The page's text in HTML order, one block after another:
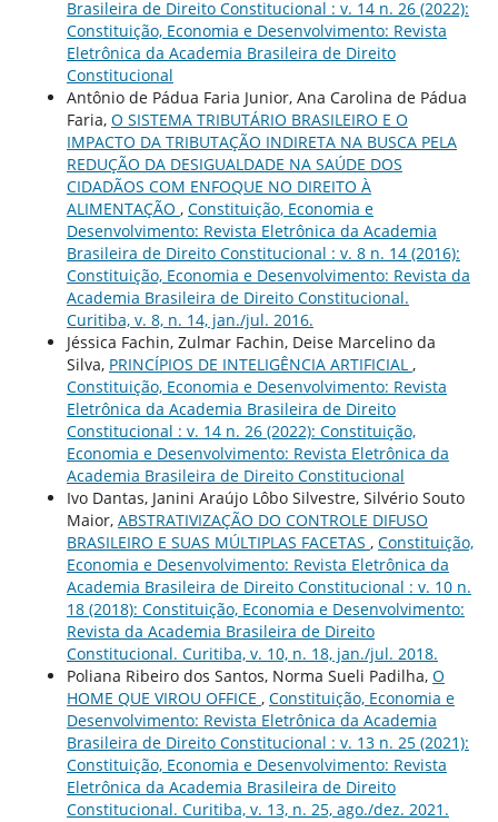
Brasileira de Direito Constitucional : v. 14 n. 26 (2022):
Constituição, Economia e Desenvolvimento: Revista
Eletrônica da Academia Brasileira de Direito
Constitucional
Antônio de Pádua Faria Junior, Ana Carolina de Pádua
Faria, O SISTEMA TRIBUTÁRIO BRASILEIRO E O
IMPACTO DA TRIBUTAÇÃO INDIRETA NA BUSCA PELA
REDUÇÃO DA DESIGUALDADE NA SAÚDE DOS
CIDADÃOS COM ENFOQUE NO DIREITO À
ALIMENTAÇÃO , Constituição, Economia e
Desenvolvimento: Revista Eletrônica da Academia
Brasileira de Direito Constitucional : v. 8 n. 14 (2016):
Constituição, Economia e Desenvolvimento: Revista da
Academia Brasileira de Direito Constitucional.
Curitiba, v. 8, n. 14, jan./jul. 2016.
Jéssica Fachin, Zulmar Fachin, Deise Marcelino da
Silva, PRINCÍPIOS DE INTELIGÊNCIA ARTIFICIAL ,
Constituição, Economia e Desenvolvimento: Revista
Eletrônica da Academia Brasileira de Direito
Constitucional : v. 14 n. 26 (2022): Constituição,
Economia e Desenvolvimento: Revista Eletrônica da
Academia Brasileira de Direito Constitucional
Ivo Dantas, Janini Araújo Lôbo Silvestre, Silvério Souto
Maior, ABSTRATIVIZAÇÃO DO CONTROLE DIFUSO
BRASILEIRO E SUAS MÚLTIPLAS FACETAS , Constituição,
Economia e Desenvolvimento: Revista Eletrônica da
Academia Brasileira de Direito Constitucional : v. 10 n.
18 (2018): Constituição, Economia e Desenvolvimento:
Revista da Academia Brasileira de Direito
Constitucional. Curitiba, v. 10, n. 18, jan./jul. 2018.
Poliana Ribeiro dos Santos, Norma Sueli Padilha, O
HOME QUE VIROU OFFICE , Constituição, Economia e
Desenvolvimento: Revista Eletrônica da Academia
Brasileira de Direito Constitucional : v. 13 n. 25 (2021):
Constituição, Economia e Desenvolvimento: Revista
Eletrônica da Academia Brasileira de Direito
Constitucional. Curitiba, v. 13, n. 25, ago./dez. 2021.